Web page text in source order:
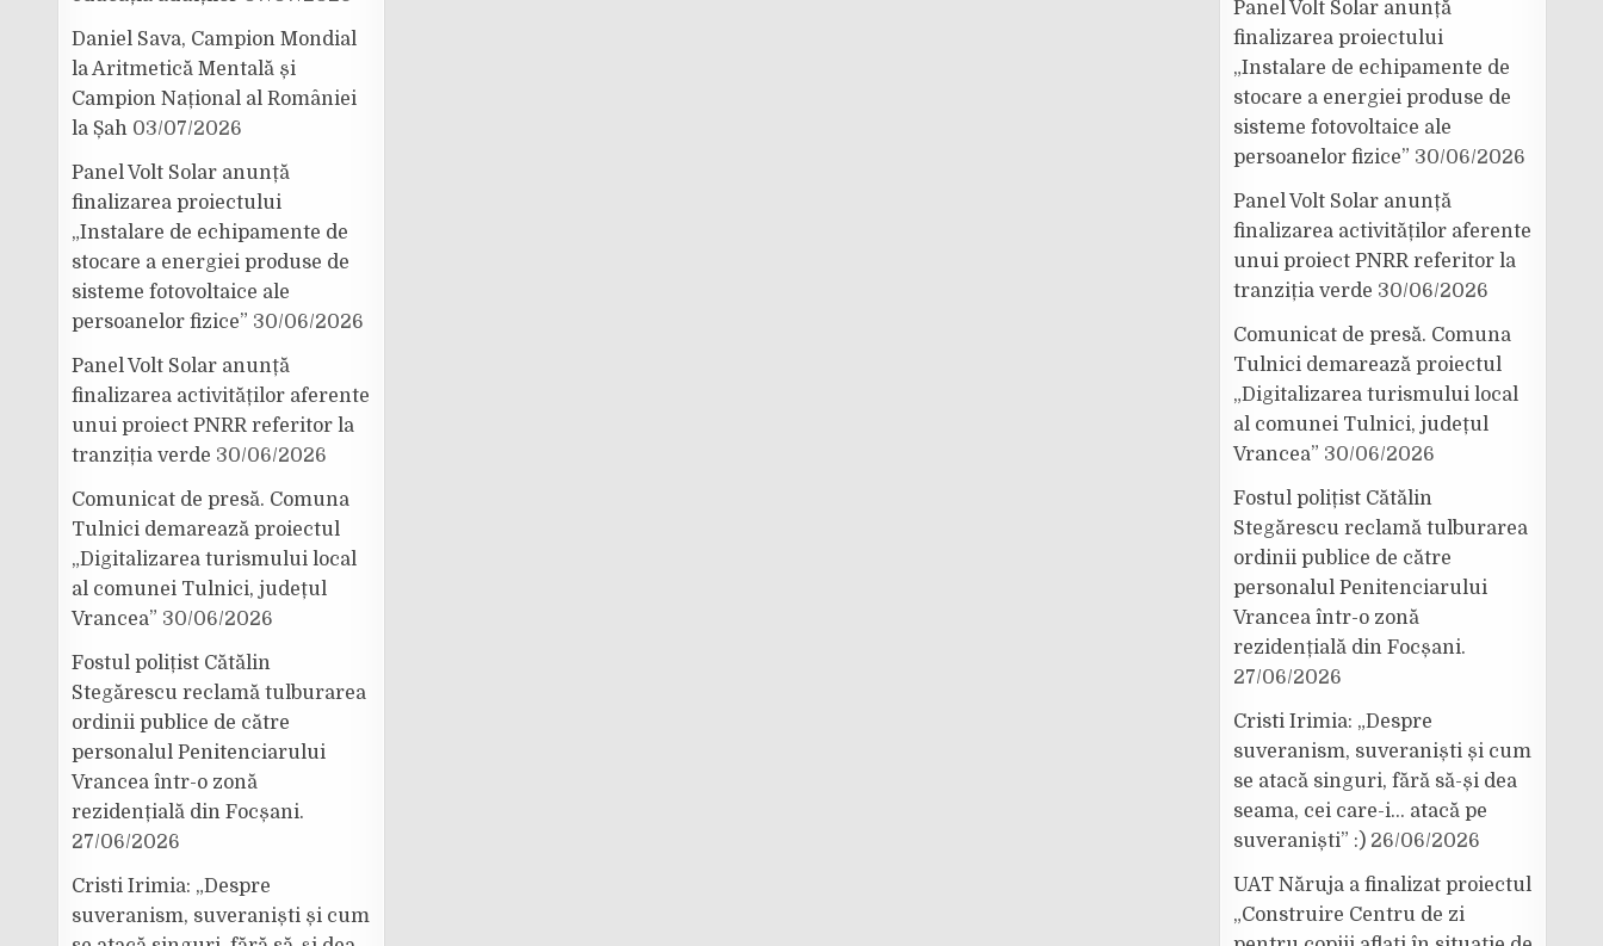
Daniel Sava, Campion Mondial
la Aritmetică Mentală și
Campion Național al României
la Șah 03/07/2026
Panel Volt Solar anunță
finalizarea proiectului
„Instalare de echipamente de
stocare a energiei produse de
sisteme fotovoltaice ale
persoanelor fizice” 30/06/2026
Panel Volt Solar anunță
finalizarea activităților aferente
unui proiect PNRR referitor la
tranziția verde 30/06/2026
Comunicat de presă. Comuna
Tulnici demarează proiectul
„Digitalizarea turismului local
al comunei Tulnici, județul
Vrancea” 30/06/2026
Fostul polițist Cătălin
Stegărescu reclamă tulburarea
ordinii publice de către
personalul Penitenciarului
Vrancea într-o zonă
rezidențială din Focșani.
27/06/2026
Cristi Irimia: „Despre
suveranism, suveraniști și cum
Panel Volt Solar anunță
finalizarea proiectului
„Instalare de echipamente de
stocare a energiei produse de
sisteme fotovoltaice ale
persoanelor fizice” 30/06/2026
Panel Volt Solar anunță
finalizarea activităților aferente
unui proiect PNRR referitor la
tranziția verde 30/06/2026
Comunicat de presă. Comuna
Tulnici demarează proiectul
„Digitalizarea turismului local
al comunei Tulnici, județul
Vrancea” 30/06/2026
Fostul polițist Cătălin
Stegărescu reclamă tulburarea
ordinii publice de către
personalul Penitenciarului
Vrancea într-o zonă
rezidențială din Focșani.
27/06/2026
Cristi Irimia: „Despre
suveranism, suveraniști și cum
se atacă singuri, fără să-și dea
seama, cei care-i… atacă pe
suveraniști” :) 26/06/2026
UAT Năruja a finalizat proiectul
„Construire Centru de zi